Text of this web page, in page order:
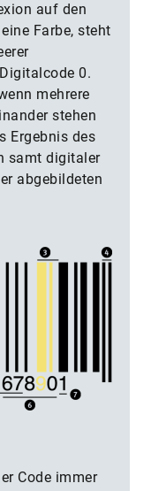
auf den
Farbe, steht
0.
mehrere
stehen
Ergebnis des
samt digitaler
abgebildeten
Code immer